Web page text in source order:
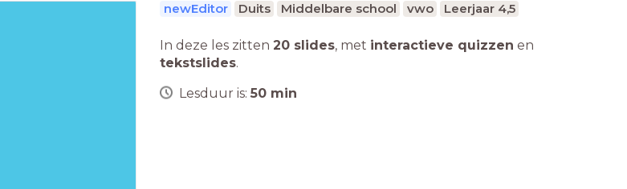
newEditor Duits Middelbare school vwo Leerjaar 4,5
In deze les zitten 20 slides, met interactieve quizzen en
tekstslides.
Lesduur is: 50 min